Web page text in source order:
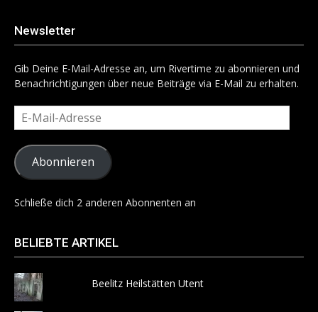
Newsletter
Gib Deine E-Mail-Adresse an, um Rivertime zu abonnieren und
Benachrichtigungen über neue Beiträge via E-Mail zu erhalten.
E-
Mail-
Adresse
Abonnieren
Schließe dich 2 anderen Abonnenten an
BELIEBTE ARTIKEL
Beelitz Heilstätten Utent